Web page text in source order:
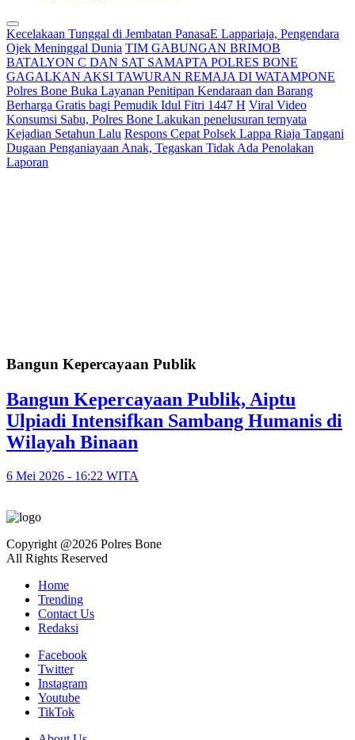
Kecelakaan Tunggal di Jembatan PanasaE Lappariaja, Pengendara
Ojek Meninggal Dunia TIM GABUNGAN BRIMOB
BATALYON C DAN SAT SAMAPTA POLRES BONE
GAGALKAN AKSI TAWURAN REMAJA DI WATAMPONE
Polres Bone Buka Layanan Penitipan Kendaraan dan Barang
Berharga Gratis bagi Pemudik Idul Fitri 1447 H Viral Video
Konsumsi Sabu, Polres Bone Lakukan penelusuran ternyata
Kejadian Setahun Lalu Respons Cepat Polsek Lappa Riaja Tangani
Dugaan Penganiayaan Anak, Tegaskan Tidak Ada Penolakan
Laporan
Bangun Kepercayaan Publik
Bangun Kepercayaan Publik, Aiptu
Ulpiadi Intensifkan Sambang Humanis di
Wilayah Binaan
6 Mei 2026 - 16:22 WITA
Copyright @2026 Polres Bone
All Rights Reserved
Home
Trending
Contact Us
Redaksi
Facebook
Twitter
Instagram
Youtube
TikTok